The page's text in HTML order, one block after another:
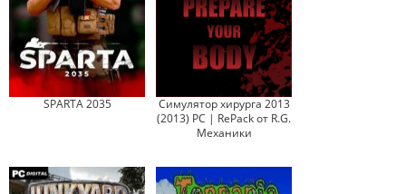
SPARTA 2035
Симулятор хирурга 2013
(2013) PC | RePack от R.G.
Механики